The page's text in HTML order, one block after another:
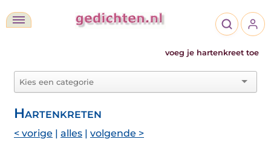
voeg je hartenkreet toe
Hartenkreten
< vorige | alles | volgende >